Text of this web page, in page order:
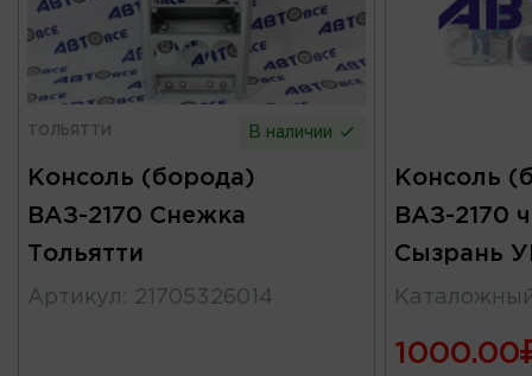
ТОЛЬЯТТИ В наличии
Консоль (борода)
ВАЗ-2170 Снежка
Тольятти
Артикул : 21705326014
Консоль
ВАЗ-2170
Сызрань
1000.00